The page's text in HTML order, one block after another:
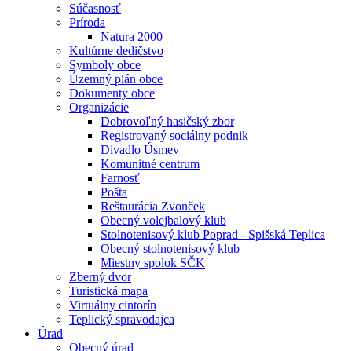
Súčasnosť
Príroda
Natura 2000
Kultúrne dedičstvo
Symboly obce
Územný plán obce
Dokumenty obce
Organizácie
Dobrovoľný hasičský zbor
Registrovaný sociálny podnik
Divadlo Úsmev
Komunitné centrum
Farnosť
Pošta
Reštaurácia Zvonček
Obecný volejbalový klub
Stolnotenisový klub Poprad - Spišská Teplica
Obecný stolnotenisový klub
Miestny spolok SČK
Zberný dvor
Turistická mapa
Virtuálny cintorín
Teplický spravodajca
Úrad
Obecný úrad